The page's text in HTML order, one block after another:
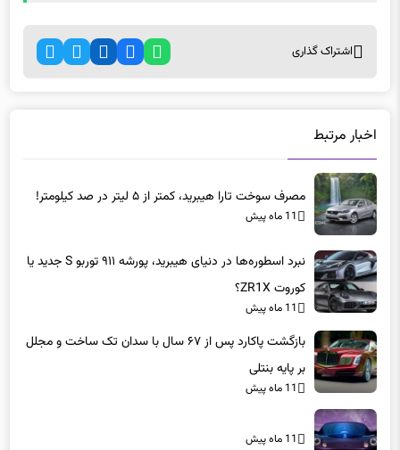
اشتراک گذاری
اخبار مرتبط
مصرف سوخت تارا هیبرید، کمتر از ۵ لیتر در صد کیلومتر!
11 ماه پیش
نبرد اسطوره‌ها در دنیای هیبرید، پورشه ۹۱۱ توربو S جدید یا
کوروت ZR1X؟
11 ماه پیش
بازگشت پاکارد پس از ۶۷ سال با سدان تک ساخت و مجلل
بر پایه بنتلی
11 ماه پیش
11 ماه پیش